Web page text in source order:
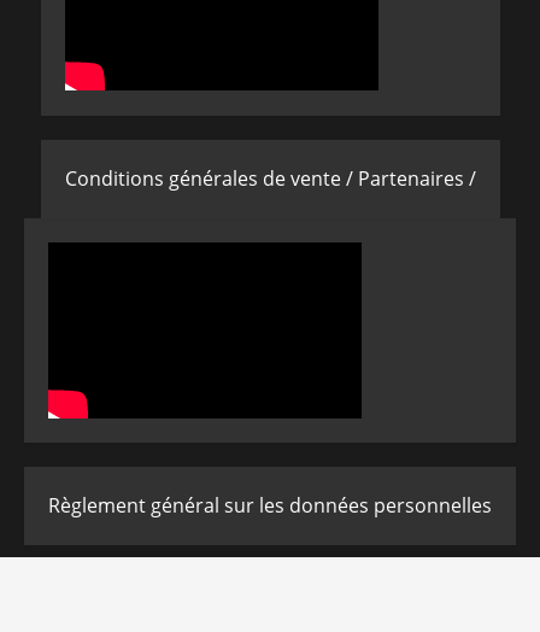
Conditions générales de vente / Partenaires /
Règlement général sur les données personnelles